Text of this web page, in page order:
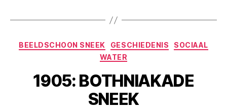
Categorieën
BEELDSCHOON SNEEK GESCHIEDENIS
SOCIAAL
WATER
1905: BOTHNIAKADE
SNEEK